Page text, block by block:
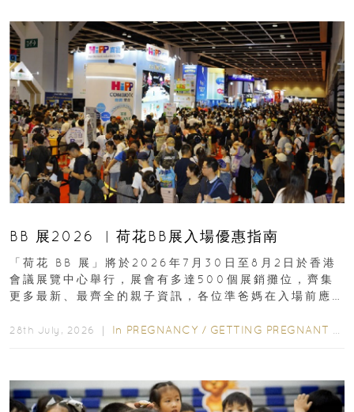
BB 展2026 ︳荷花BB展入場優惠指南
「荷花 BB 展」將於2026年7月30日至8月2日於香港
會議展覽中心舉行，展會有多達500個展銷攤位，齊集
更多最新、最齊全的親子資訊，各位準爸媽在入場前應
28th July, 2026 ｜ In PREGNANCY / GETTING PREGNANT